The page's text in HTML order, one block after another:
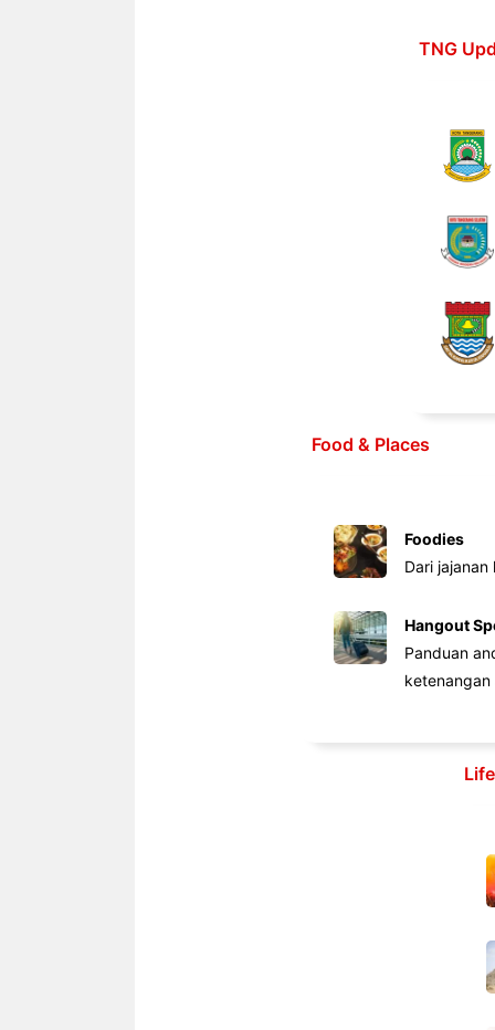
TNG
Food & Places
Foodies
Dari
Hangout
Panduan
ketenangan